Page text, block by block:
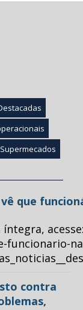
Supermecados
que
íntegra,
funcionario-
contra